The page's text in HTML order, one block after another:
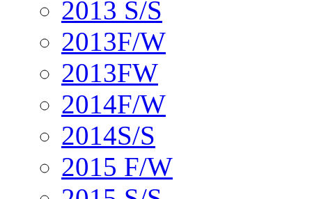
2013 S/S
2013F/W
2013FW
2014F/W
2014S/S
2015 F/W